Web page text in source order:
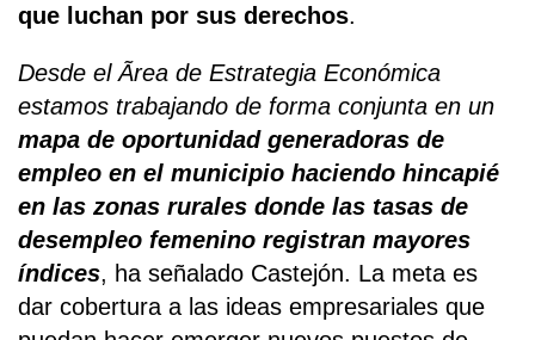
que luchan por sus derechos.
Desde el Ãrea de Estrategia Económica
estamos trabajando de forma conjunta en un
mapa de oportunidad generadoras de
empleo en el municipio haciendo hincapié
en las zonas rurales donde las tasas de
desempleo femenino registran mayores
índices, ha señalado Castejón. La meta es
dar cobertura a las ideas empresariales que